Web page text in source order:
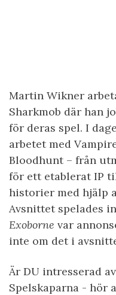
Martin Wikner
Sharkmob där han
för deras spel. I
arbetet med
Bloodhunt – från
för ett etablerat IP
historier med hjälp
Avsnittet spelades in
Exoborne var
inte om det i
Är DU intresserad
Spelskaparna - hör